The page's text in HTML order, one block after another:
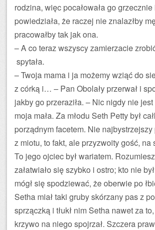
rodzina, więc pocałowała go
powiedziała, że raczej nie znalazł­by
pracowałby tak jak ona.
– A co teraz wszyscy zamierzacie
spytała.
– Twoja mama i ja możemy wziąć do
z córką i… – Pan Obolały przerwał i
jakby go przeraziła. – Nic nigdy nie
moja mała. Za młodu Seth Petty był
porządnym facetem. Nie
z miotu, to fakt, ale przyzwoity gość, na
To jego ojciec był wariatem.
załatwiało się szybko i ostro; kto nie
mógł się spodziewać, że oberwie po
Setha miał taki gruby skórzany pas z
sprzączką i tłukł nim Setha nawet za
krzywo na niego spojrzał. Szczera